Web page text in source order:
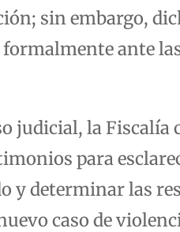
sin embargo,
ante
judicial, la Fiscalía
para
y determinar las
caso de